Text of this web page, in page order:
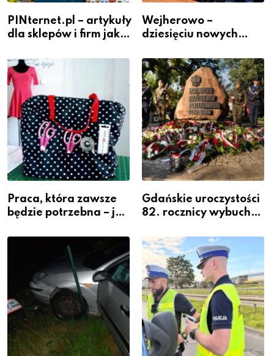
PINternet.pl – artykuły
dla sklepów i firm jako
widoczność
Wejherowo –
dziesięciu nowych
szeregach Komendy
Powiatowej
Praca, która zawsze
będzie potrzebna – jak
zawodem przyszłości i
gdzie się go nauczyć?
Gdańskie uroczystości
82. rocznicy wybuchu
Warszawskiego